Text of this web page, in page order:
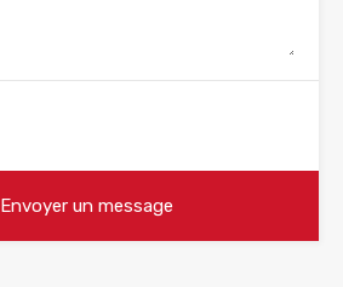
Envoyer un message